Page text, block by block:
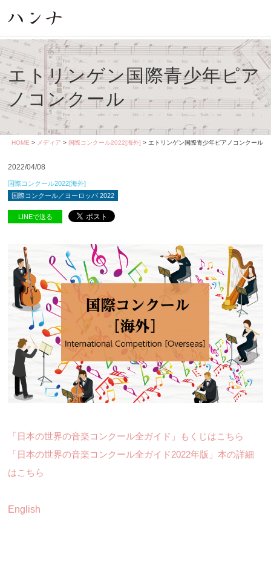
エトリンゲン国際青少年ピア
ノコンクール
HOME > メディア > 国際コンクール2022[海外] > エトリンゲン国際青少年ピアノコンクール
2022/04/08
国際コンクール2022[海外]
国際コンクール／ヨーロッパ 2022
LINEで送る
「日本の世界の音楽コンクール全ガイド」もくじはこちら
「日本の世界の音楽コンクール全ガイド2022年版」本の詳細
はこちら
English